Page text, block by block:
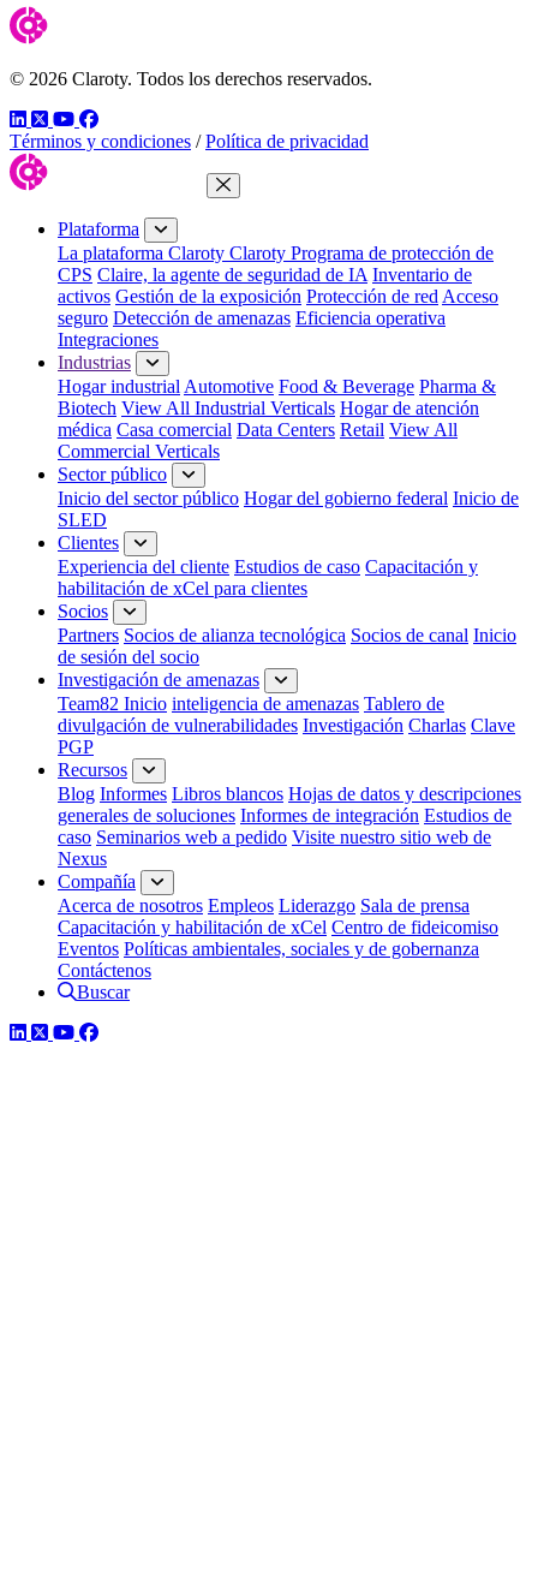
© 2026 Claroty. Todos los derechos reservados.
LinkedIn
TwitterYouTube
Facebook
Términos y condiciones / Política de privacidad
Cerrar menú
Plataforma
La plataforma Claroty Claroty Programa de protección de
CPS Claire, la agente de seguridad de IA Inventario de
activos Gestión de la exposición Protección de red Acceso
seguro Detección de amenazas Eficiencia operativa
Integraciones
Industrias
Hogar industrial Automotive Food & Beverage Pharma &
Biotech View All Industrial Verticals Hogar de atención
médica Casa comercial Data Centers Retail View All
Commercial Verticals
Sector público
Inicio del sector público Hogar del gobierno federal Inicio de
SLED
Clientes
Experiencia del cliente Estudios de caso Capacitación y
habilitación de xCel para clientes
Socios
Partners Socios de alianza tecnológica Socios de canal Inicio
de sesión del socio
Investigación de amenazas
Team82 Inicio inteligencia de amenazas Tablero de
divulgación de vulnerabilidades Investigación Charlas Clave
PGP
Recursos
Blog Informes Libros blancos Hojas de datos y descripciones
generales de soluciones Informes de integración Estudios de
caso Seminarios web a pedido Visite nuestro sitio web de
Nexus
Compañía
Acerca de nosotros Empleos Liderazgo Sala de prensa
Capacitación y habilitación de xCel Centro de fideicomiso
Eventos Políticas ambientales, sociales y de gobernanza
Contáctenos
Buscar
LinkedIn
TwitterYouTube
Facebook